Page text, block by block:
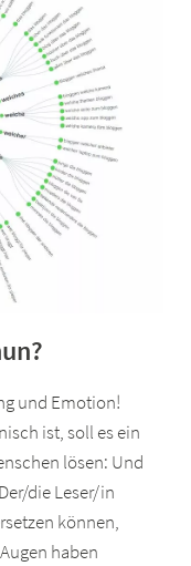
und Emotion!
ist, soll es ein
lösen: Und
die Leser/in
können,
haben